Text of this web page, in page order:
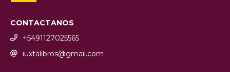
CONTACTANOS
+5491127025565
iuxtalibros@gmail.com